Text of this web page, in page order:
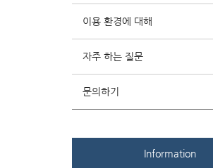
이용 환경에 대해
자주 하는 질문
문의하기
Information